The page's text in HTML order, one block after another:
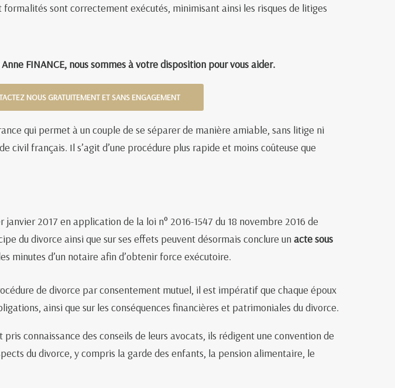
formalités sont correctement exécutés, minimisant ainsi les risques de litiges
FINANCE, nous sommes à votre disposition pour vous aider.
NOUS GRATUITEMENT ET SANS ENGAGEMENT
qui permet à un couple de se séparer de manière amiable, sans litige ni
français. Il s’agit d’une procédure plus rapide et moins coûteuse que
2017 en application de la loi n° 2016-1547 du 18 novembre 2016 de
du divorce ainsi que sur ses effets peuvent désormais conclure un acte sous
minutes d’un notaire afin d’obtenir force exécutoire.
de divorce par consentement mutuel, il est impératif que chaque époux
ainsi que sur les conséquences financières et patrimoniales du divorce.
pris connaissance des conseils de leurs avocats, ils rédigent une convention de
du divorce, y compris la garde des enfants, la pension alimentaire, le